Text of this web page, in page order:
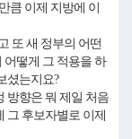
큼 이제 지방에 이
또 새 정부의 어떤
어떻게 그 적용을 하
셨는지요?
방향은 뭐 제일 처음
그 후보자별로 이제